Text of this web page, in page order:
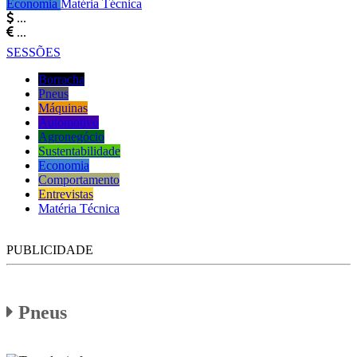
Economia Matéria Técnica
...
...
SESSÕES
Borracha
Pneus
Máquinas
Automotivo
Agronegócio
Sustentabilidade
Economia
Comportamento
Entrevistas
Matéria Técnica
PUBLICIDADE
Pneus